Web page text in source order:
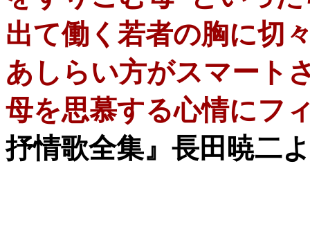
出て働く若者の胸に切
あしらい方がスマート
母を思慕する心情にフ
抒情歌全集』長田暁二